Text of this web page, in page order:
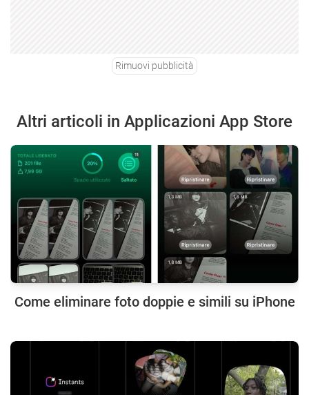
Rimuovi pubblicità
Altri articoli in Applicazioni App Store
Come eliminare foto doppie e simili su iPhone